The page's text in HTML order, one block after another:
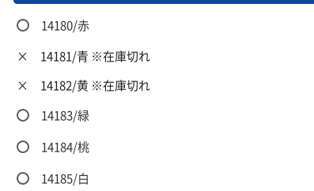
14180/赤
×
14181/青 ※在庫切れ
×
14182/黄 ※在庫切れ
14183/緑
14184/桃
14185/白